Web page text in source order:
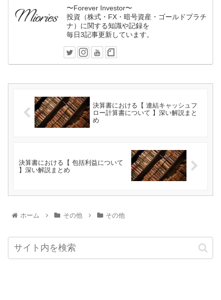
〜Forever Investor〜
投資（株式・FX・暗号資産・ゴールドプラチ
ナ）に関する知識や記録を
毎日3記事更新しています。
決算書における【 連結キャッシュフ
ロー計算書について 】深い解説まと
め
決算書における【 包括利益について
】深い解説まとめ
ホーム その他 その他